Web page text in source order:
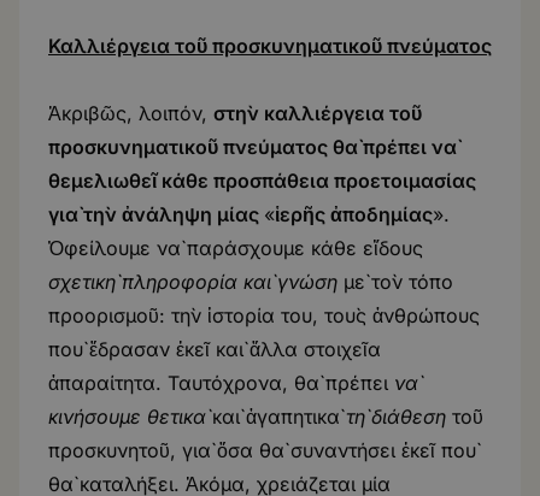
Καλλιέργεια τοῦ προσκυνηματικοῦ πνεύματος
Ἀκριβῶς, λοιπόν, στὴν καλλιέργεια τοῦ
προσκυνηματικοῦ πνεύματος θὰ πρέπει νὰ
θεμελιωθεῖ κάθε προσπάθεια προετοιμασίας
γιὰ τὴν ἀνάληψη μίας «ἱερῆς ἀποδημίας».
Ὀφείλουμε νὰ παράσχουμε κάθε εἴδους
σχετικὴ πληροφορία καὶ γνώση μὲ τὸν τόπο
προορισμοῦ: τὴν ἱστορία του, τοὺς ἀνθρώπους
ποὺ ἔδρασαν ἐκεῖ καὶ ἄλλα στοιχεῖα
ἀπαραίτητα. Ταυτόχρονα, θὰ πρέπει νὰ
κινήσουμε θετικὰκαὶ ἀγαπητικὰτὴ διάθεση τοῦ
προσκυνητοῦ, γιὰ ὅσα θὰ συναντήσει ἐκεῖ ποὺ
θὰ καταλήξει. Ἀκόμα, χρειάζεται μία